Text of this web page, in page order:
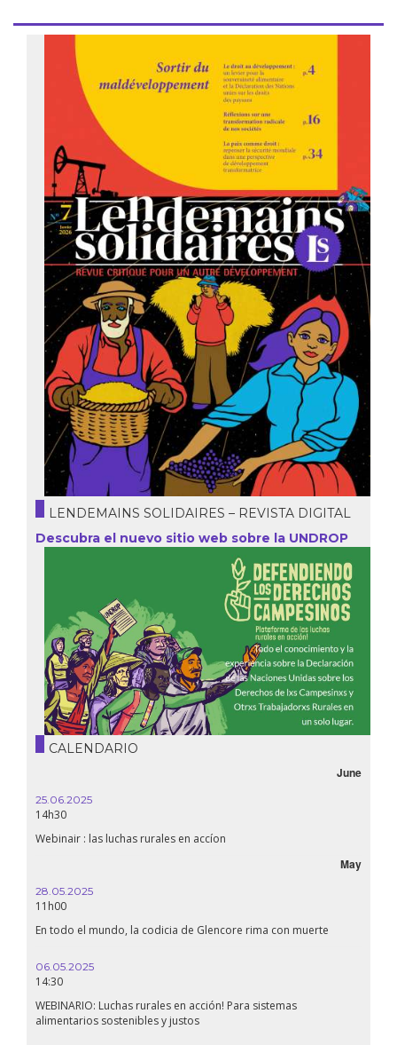
LENDEMAINS SOLIDAIRES – REVISTA DIGITAL
Descubra el nuevo sitio web sobre la UNDROP
CALENDARIO
June
25.06.2025
14h30
Webinair : las luchas rurales en accíon
May
28.05.2025
11h00
En todo el mundo, la codicia de Glencore rima con muerte
06.05.2025
14:30
WEBINARIO: Luchas rurales en acción! Para sistemas
alimentarios sostenibles y justos